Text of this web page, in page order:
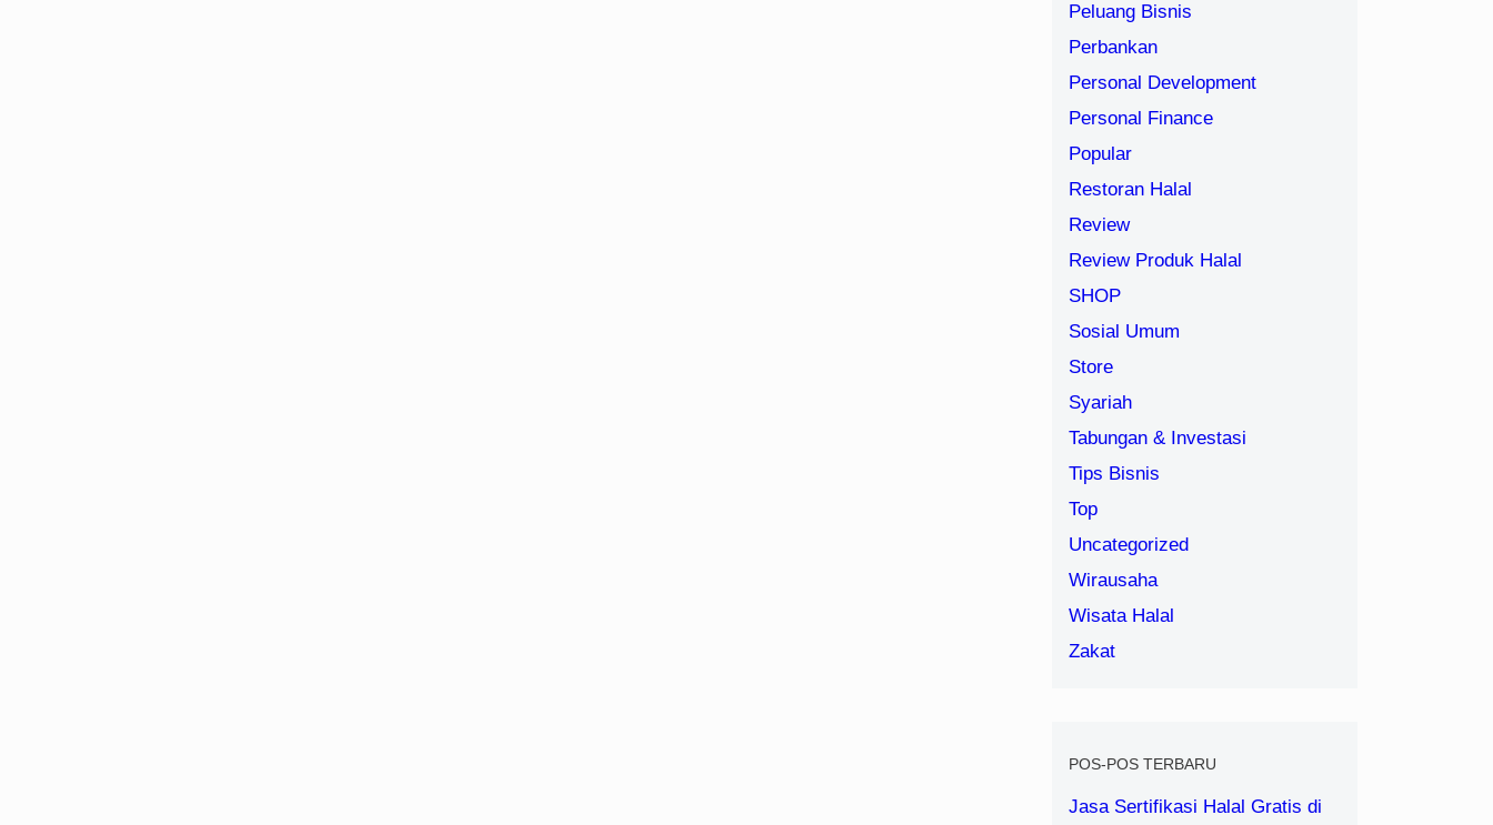
Peluang Bisnis
Perbankan
Personal Development
Personal Finance
Popular
Restoran Halal
Review
Review Produk Halal
SHOP
Sosial Umum
Store
Syariah
Tabungan & Investasi
Tips Bisnis
Top
Uncategorized
Wirausaha
Wisata Halal
Zakat
POS-POS TERBARU
Jasa Sertifikasi Halal Gratis di